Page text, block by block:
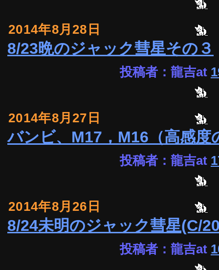
2014年8月28日
8/23晩のジャック彗星その３
投稿者：龍吉at
2014年8月27日
バンビ、M17，M16（高感度
投稿者：龍吉at
2014年8月26日
8/24未明のジャック彗星(C/
投稿者：龍吉at